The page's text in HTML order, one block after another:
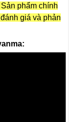
phẩm chính
giá và phản